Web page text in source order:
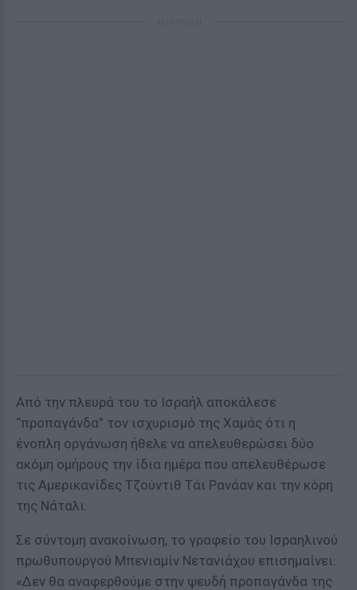
Από την πλευρά του το Ισραήλ αποκάλεσε
“προπαγάνδα” τον ισχυρισμό της Χαμάς ότι η
ένοπλη οργάνωση ήθελε να απελευθερώσει δύο
ακόμη ομήρους την ίδια ημέρα που απελευθέρωσε
τις Αμερικανίδες Τζούντιθ Τάι Ρανάαν και την κόρη
της Νάταλι.
Σε σύντομη ανακοίνωση, το γραφείο του Ισραηλινού
πρωθυπουργού Μπενιαμίν Νετανιάχου επισημαίνει:
«Δεν θα αναφερθούμε στην ψευδή προπαγάνδα της